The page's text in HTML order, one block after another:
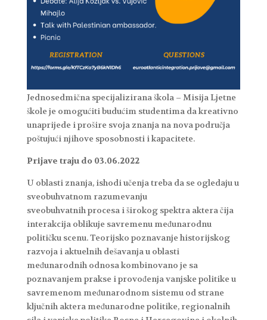
Jednosedmična specijalizirana škola – Misija Ljetne
škole je omogućiti budućim studentima da kreativno
unaprijede i prošire svoja znanja na nova područja
poštujući njihove sposobnosti i kapacitete.
Prijave traju do 03.06.2022
U oblasti znanja, ishodi učenja treba da se ogledaju u
sveobuhvatnom razumevanju
sveobuhvatnih procesa i širokog spektra aktera čija
interakcija oblikuje savremenu međunarodnu
političku scenu. Teorijsko poznavanje historijskog
razvoja i aktuelnih dešavanja u oblasti
međunarodnih odnosa kombinovano je sa
poznavanjem prakse i provođenja vanjske politike u
savremenom međunarodnom sistemu od strane
ključnih aktera međunarodne politike, regionalnih